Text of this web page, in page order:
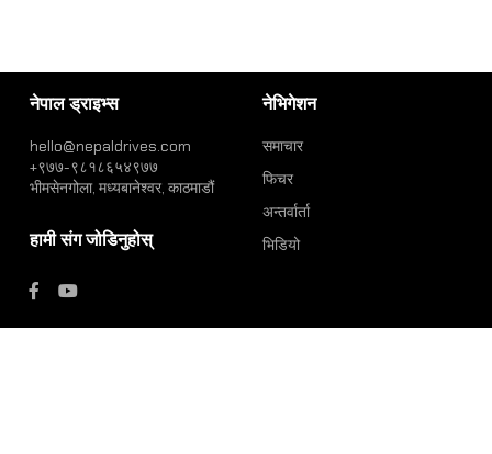
नेपाल ड्राइभ्स
hello@nepaldrives.com
+९७७-९८१८६५४९७७
भीमसेनगोला, मध्यबानेश्वर, काठमाडौं
हामी संग जोडिनुहोस्
नेभिगेशन
समाचार
फिचर
अन्तर्वार्ता
भिडियो